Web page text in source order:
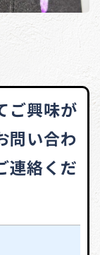
ご興味が
問い合わ
連絡くだ